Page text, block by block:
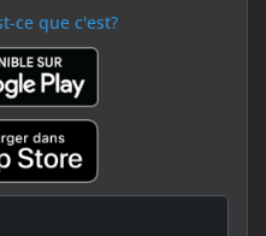
ce que c'est?